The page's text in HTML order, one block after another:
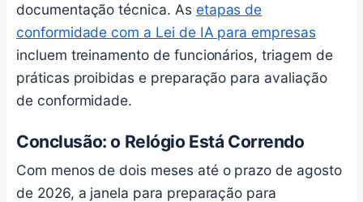
documentação técnica. As etapas de
conformidade com a Lei de IA para empresas
incluem treinamento de funcionários, triagem de
práticas proibidas e preparação para avaliação
de conformidade.
Conclusão: o Relógio Está Correndo
Com menos de dois meses até o prazo de agosto
de 2026, a janela para preparação para